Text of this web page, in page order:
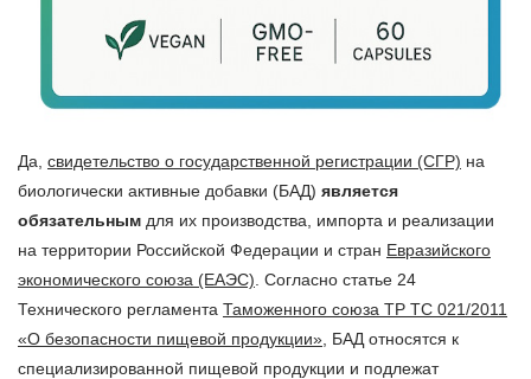
Да, свидетельство о государственной регистрации (СГР) на
биологически активные добавки (БАД) является
обязательным для их производства, импорта и реализации
на территории Российской Федерации и стран Евразийского
экономического союза (ЕАЭС) . Согласно статье 24
Технического регламента Таможенного союза ТР ТС 021/2011
«О безопасности пищевой продукции» , БАД относятся к
специализированной пищевой продукции и подлежат